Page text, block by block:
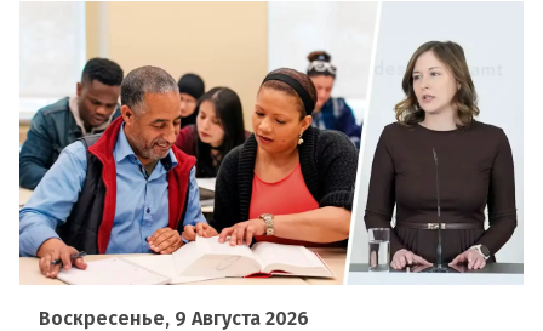
Воскресенье, 9 Августа 2026